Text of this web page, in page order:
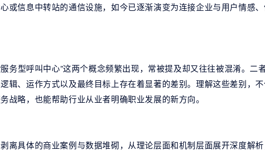
或信息中转站的通信设施，如今已逐渐演变为连接企业与用户情感
务型呼叫中心”这两个概念频繁出现，常被提及却又往往被混淆。二
辑、运作方式以及最终目标上存在着显著的差别。理解这些差别，
战略，也能帮助行业从业者明确职业发展的新方向。
离具体的商业案例与数据堆砌，从理论层面和机制层面展开深度解析